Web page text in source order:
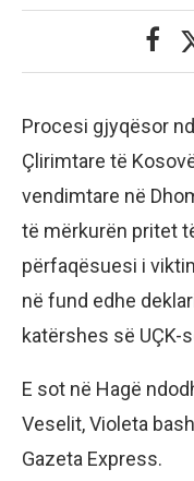
Procesi gjyqësor
Çlirimtare të
vendimtare në
të mërkurën pritet
përfaqësuesi i
në fund edhe
katërshes së UÇK-
E sot në Hagë
Veselit, Violeta
Gazeta Express.